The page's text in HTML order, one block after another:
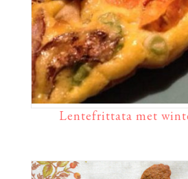
Lentefrittata met